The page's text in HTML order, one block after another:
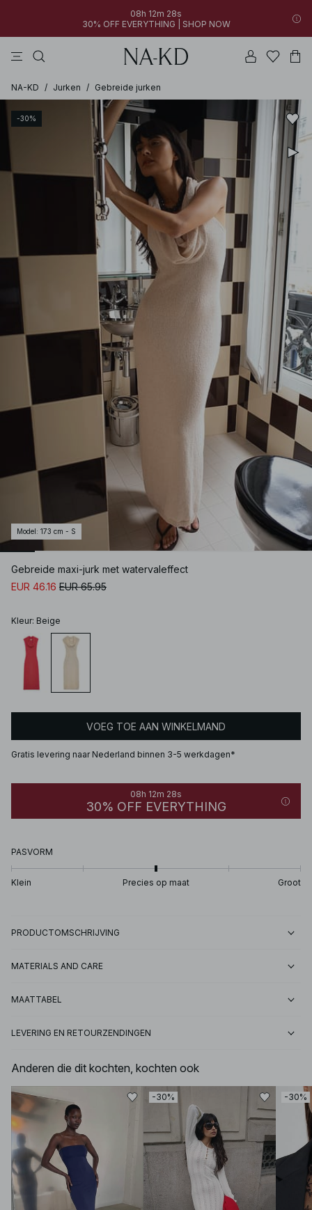
08h 12m 28s
30% OFF EVERYTHING | SHOP NOW
NA-KD / Jurken / Gebreide jurken
-30%
Model : 173 cm - S
Gebreide maxi-jurk met watervaleffect
EUR 46.16 EUR 65.95
Kleur: Beige
VOEG TOE AAN WINKELMAND
Gratis levering naar Nederland binnen 3-5 werkdagen*
08h 12m 28s
30% OFF EVERYTHING
PASVORM
Klein Precies op maat Groot
PRODUCTOMSCHRIJVING
MATERIALS AND CARE
MAATTABEL
LEVERING EN RETOURZENDINGEN
Anderen die dit kochten, kochten ook
-30% -30%